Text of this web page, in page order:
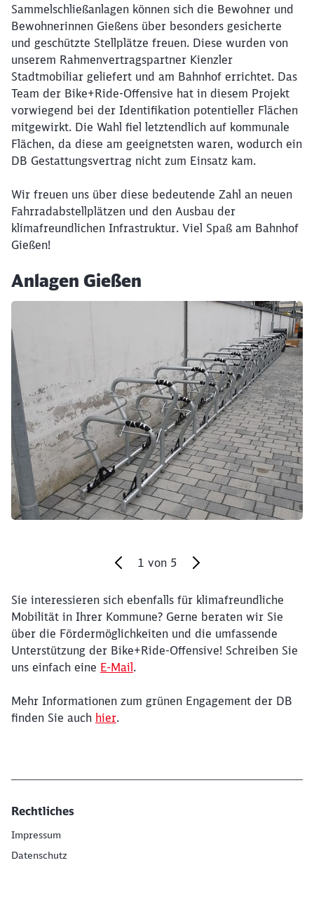
Sammelschließanlagen können sich die Bewohner und
Bewohnerinnen Gießens über besonders gesicherte
und geschützte Stellplätze freuen. Diese wurden von
unserem Rahmenvertragspartner Kienzler
Stadtmobiliar geliefert und am Bahnhof errichtet. Das
Team der Bike+Ride-Offensive hat in diesem Projekt
vorwiegend bei der Identifikation potentieller Flächen
mitgewirkt. Die Wahl fiel letztendlich auf kommunale
Flächen, da diese am geeignetsten waren, wodurch ein
DB Gestattungsvertrag nicht zum Einsatz kam.
Wir freuen uns über diese bedeutende Zahl an neuen
Fahrradabstellplätzen und den Ausbau der
klimafreundlichen Infrastruktur. Viel Spaß am Bahnhof
Gießen!
Anlagen Gießen
Klicken, um den folgenden Slider zu überspringen
1 von 5
Ende des Sliders
Sie interessieren sich ebenfalls für klimafreundliche
Mobilität in Ihrer Kommune? Gerne beraten wir Sie
über die Fördermöglichkeiten und die umfassende
Unterstützung der Bike+Ride-Offensive! Schreiben Sie
uns einfach eine E-Mail.
Mehr Informationen zum grünen Engagement der DB
finden Sie auch hier.
Rechtliches
Impressum
Datenschutz
Schließen
Möchten Sie zuweitergeleitet
werden?